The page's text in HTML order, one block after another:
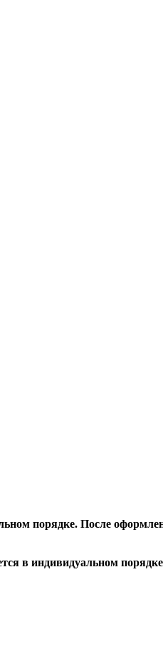
порядке. После
в индивидуальном